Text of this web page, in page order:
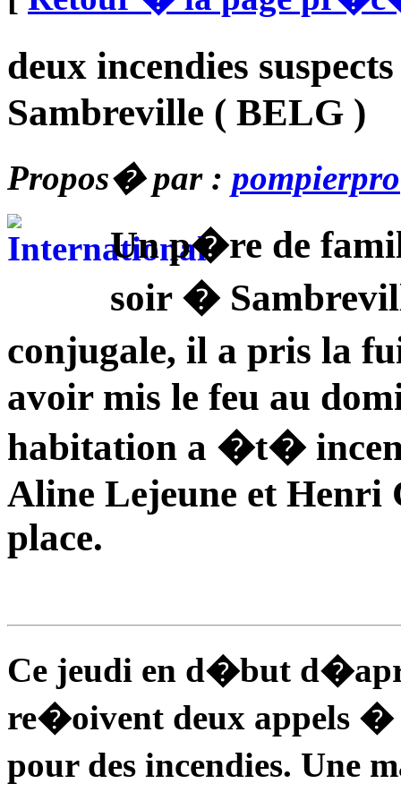
deux incendies
Sambreville ( BELG )
Propos� par : pompierpro
Un p�re de
soir �
conjugale, il a pris la
avoir mis le feu au
habitation a �t�
Aline Lejeune et Henri
place.
Ce jeudi en d�but
re�oivent deux appels
pour des incendies. Une